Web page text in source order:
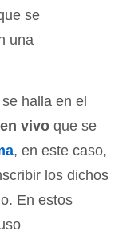
se
una
halla en el
vivo que se
, en este caso,
los dichos
En estos